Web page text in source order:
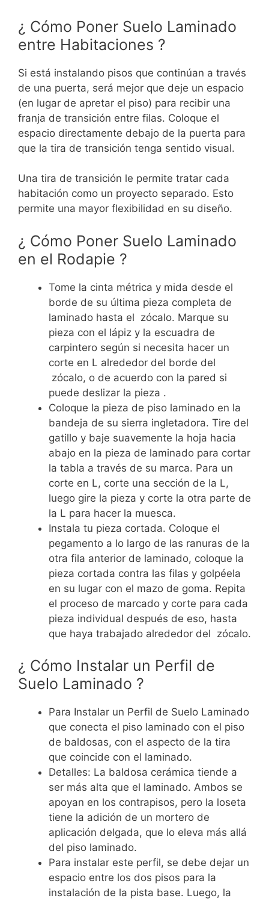
¿ Cómo Poner Suelo Laminado
entre Habitaciones ?
Si está instalando pisos que continúan a través
de una puerta, será mejor que deje un espacio
(en lugar de apretar el piso) para recibir una
franja de transición entre filas. Coloque el
espacio directamente debajo de la puerta para
que la tira de transición tenga sentido visual.
Una tira de transición le permite tratar cada
habitación como un proyecto separado. Esto
permite una mayor flexibilidad en su diseño.
¿ Cómo Poner Suelo Laminado
en el Rodapie ?
Tome la cinta métrica y mida desde el
borde de su última pieza completa de
laminado hasta el zócalo. Marque su
pieza con el lápiz y la escuadra de
carpintero según si necesita hacer un
corte en L alrededor del borde del
zócalo, o de acuerdo con la pared si
puede deslizar la pieza .
Coloque la pieza de piso laminado en la
bandeja de su sierra ingletadora. Tire del
gatillo y baje suavemente la hoja hacia
abajo en la pieza de laminado para cortar
la tabla a través de su marca. Para un
corte en L, corte una sección de la L,
luego gire la pieza y corte la otra parte de
la L para hacer la muesca.
Instala tu pieza cortada. Coloque el
pegamento a lo largo de las ranuras de la
otra fila anterior de laminado, coloque la
pieza cortada contra las filas y golpéela
en su lugar con el mazo de goma. Repita
el proceso de marcado y corte para cada
pieza individual después de eso, hasta
que haya trabajado alrededor del zócalo.
¿ Cómo Instalar un Perfil de
Suelo Laminado ?
Para Instalar un Perfil de Suelo Laminado
que conecta el piso laminado con el piso
de baldosas, con el aspecto de la tira
que coincide con el laminado.
Detalles: La baldosa cerámica tiende a
ser más alta que el laminado. Ambos se
apoyan en los contrapisos, pero la loseta
tiene la adición de un mortero de
aplicación delgada, que lo eleva más allá
del piso laminado.
Para instalar este perfil, se debe dejar un
espacio entre los dos pisos para la
instalación de la pista base. Luego, la